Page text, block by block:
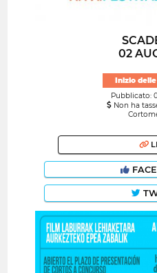
02
Inizio
Pubblicato:
Non ha